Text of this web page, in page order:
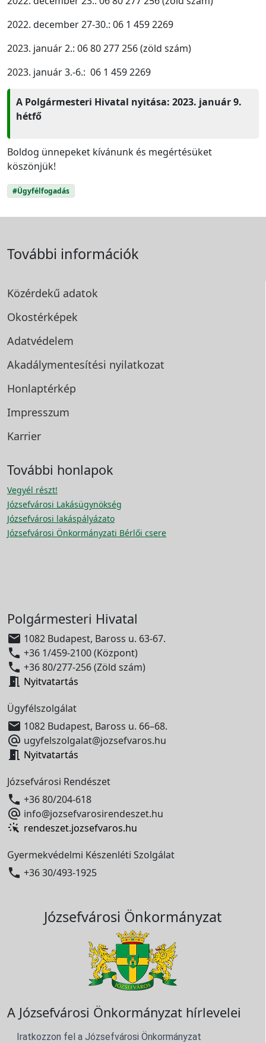
2022. december 27-30.: 06 1 459 2269
2023. január 2.: 06 80 277 256 (zöld szám)
2023. január 3.-6.: 06 1 459 2269
A Polgármesteri Hivatal nyitása: 2023. január 9.
hétfő
Boldog ünnepeket kívánunk és megértésüket
köszönjük!
#Ügyfélfogadás
További információk
Közérdekű adatok
Okostérképek
Adatvédelem
Akadálymentesítési nyilatkozat
Honlaptérkép
Impresszum
Karrier
További honlapok
Vegyél részt!
Józsefvárosi Lakásügynökség
Józsefvárosi lakáspályázato
Józsefvárosi Önkormányzati Bérlői csere
Polgármesteri Hivatal
 1082 Budapest, Baross u. 63-67.
 +36 1/459-2100 (Központ)
 +36 80/277-256 (Zöld szám)
 Nyitvatartás
Ügyfélszolgálat
 1082 Budapest, Baross u. 66–68.
 ugyfelszolgalat@jozsefvaros.hu
 Nyitvatartás
Józsefvárosi Rendészet
 +36 80/204-618
 info@jozsefvarosirendeszet.hu
rendeszet.jozsefvaros.hu
Gyermekvédelmi Készenléti Szolgálat
 +36 30/493-1925
Józsefvárosi Önkormányzat
A Józsefvárosi Önkormányzat hírlevelei
Iratkozzon fel a Józsefvárosi Önkormányzat